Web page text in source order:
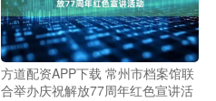
方道配资APP下载 常州市档案馆联
合举办庆祝解放77周年红色宣讲活